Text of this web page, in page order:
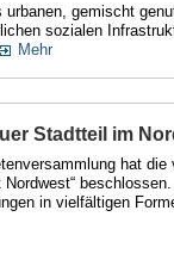
urbanen, gemischt
sozialen
Mehr
Stadtteil im
hat
Nordwest“
in vielfältigen